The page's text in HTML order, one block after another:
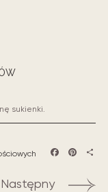
sukienki.
Następny